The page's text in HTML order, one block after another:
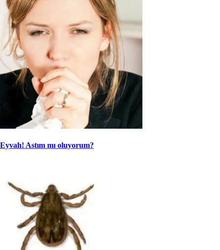
Eyvah! Astım mı oluyorum?